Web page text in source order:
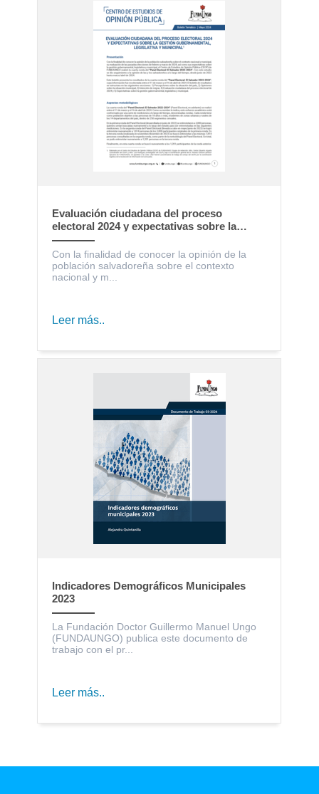
Evaluación ciudadana del proceso
electoral 2024 y expectativas sobre la
gestión gubernamental, legislativa y
municipal
Con la finalidad de conocer la opinión de la
población salvadoreña sobre el contexto
nacional y m...
Leer más..
Indicadores Demográficos Municipales
2023
La Fundación Doctor Guillermo Manuel Ungo
(FUNDAUNGO) publica este documento de
trabajo con el pr...
Leer más..